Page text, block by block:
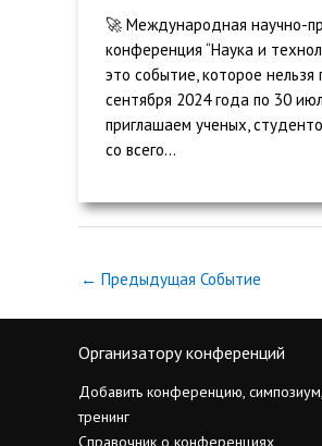
🚀 Международная научно-
конференция “Наука и
это событие, которое нельзя
сентября 2024 года по 30
приглашаем ученых,
со всего...
← Предыдущая Событие
Организатору конференций
Добавить конференцию, симпозиум,
тренинг
Справочник о конференциях